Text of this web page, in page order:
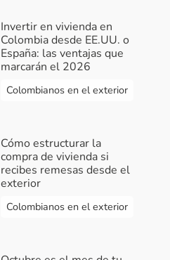
Invertir en vivienda en
Colombia desde EE.UU. o
España: las ventajas que
marcarán el 2026
Colombianos en el exterior
Cómo estructurar la
compra de vivienda si
recibes remesas desde el
exterior
Colombianos en el exterior